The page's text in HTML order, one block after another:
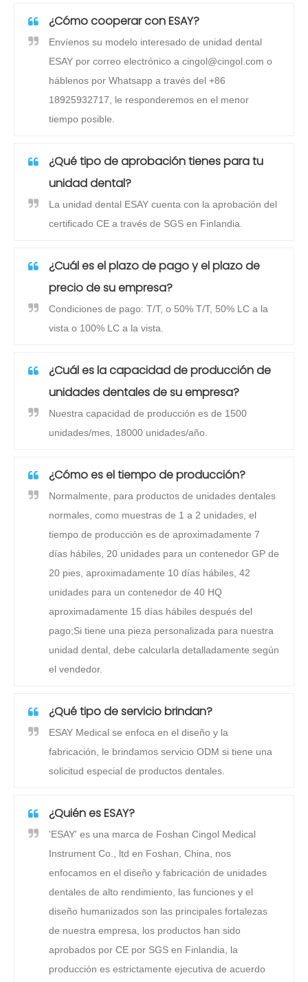
¿Cómo cooperar con ESAY?
Envíenos su modelo interesado de unidad dental
ESAY por correo electrónico a cingol@cingol.com o
háblenos por Whatsapp a través del +86
18925932717, le responderemos en el menor
tiempo posible.
¿Qué tipo de aprobación tienes para tu
unidad dental?
La unidad dental ESAY cuenta con la aprobación del
certificado CE a través de SGS en Finlandia.
¿Cuál es el plazo de pago y el plazo de
precio de su empresa?
Condiciones de pago: T/T, o 50% T/T, 50% LC a la
vista o 100% LC a la vista.
¿Cuál es la capacidad de producción de
unidades dentales de su empresa?
Nuestra capacidad de producción es de 1500
unidades/mes, 18000 unidades/año.
¿Cómo es el tiempo de producción?
Normalmente, para productos de unidades dentales
normales, como muestras de 1 a 2 unidades, el
tiempo de producción es de aproximadamente 7
días hábiles, 20 unidades para un contenedor GP de
20 pies, aproximadamente 10 días hábiles, 42
unidades para un contenedor de 40 HQ
aproximadamente 15 días hábiles después del
pago;Si tiene una pieza personalizada para nuestra
unidad dental, debe calcularla detalladamente según
el vendedor.
¿Qué tipo de servicio brindan?
ESAY Medical se enfoca en el diseño y la
fabricación, le brindamos servicio ODM si tiene una
solicitud especial de productos dentales.
¿Quién es ESAY?
'ESAY' es una marca de Foshan Cingol Medical
Instrument Co., ltd en Foshan, China, nos
enfocamos en el diseño y fabricación de unidades
dentales de alto rendimiento, las funciones y el
diseño humanizados son las principales fortalezas
de nuestra empresa, los productos han sido
aprobados por CE por SGS en Finlandia, la
producción es estrictamente ejecutiva de acuerdo